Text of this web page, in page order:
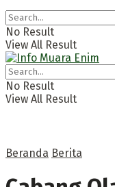
No Result
View All Result
No Result
View All Result
Beranda Berita